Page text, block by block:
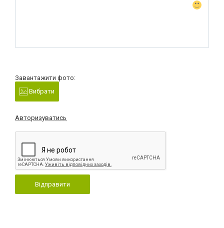
Завантажити фото:
Вибрати
Авторизуватись
Відправити